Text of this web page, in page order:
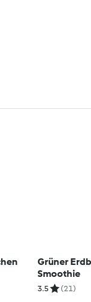
Grüner
Smoothie
3.5 (21)